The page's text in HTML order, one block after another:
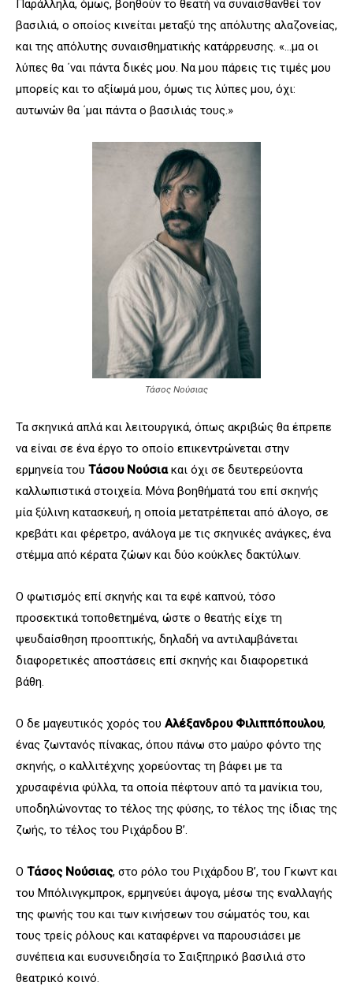
Παράλληλα, όμως, βοηθούν το θεατή να συναισθανθεί τον
βασιλιά, ο οποίος κινείται μεταξύ της απόλυτης αλαζονείας,
και της απόλυτης συναισθηματικής κατάρρευσης. «…μα οι
λύπες θα ΄ναι πάντα δικές μου. Να μου πάρεις τις τιμές μου
μπορείς και το αξίωμά μου, όμως τις λύπες μου, όχι:
αυτωνών θα ΄μαι πάντα ο βασιλιάς τους.»
Τάσος Νούσιας
Τα σκηνικά απλά και λειτουργικά, όπως ακριβώς θα έπρεπε
να είναι σε ένα έργο το οποίο επικεντρώνεται στην
ερμηνεία του Τάσου Νούσιακαι όχι σε δευτερεύοντα
καλλωπιστικά στοιχεία. Μόνα βοηθήματά του επί σκηνής
μία ξύλινη κατασκευή, η οποία μετατρέπεται από άλογο, σε
κρεβάτι και φέρετρο, ανάλογα με τις σκηνικές ανάγκες, ένα
στέμμα από κέρατα ζώων και δύο κούκλες δακτύλων.
Ο φωτισμός επί σκηνής και τα εφέ καπνού, τόσο
προσεκτικά τοποθετημένα, ώστε ο θεατής είχε τη
ψευδαίσθηση προοπτικής, δηλαδή να αντιλαμβάνεται
διαφορετικές αποστάσεις επί σκηνής και διαφορετικά
βάθη.
Ο δε μαγευτικός χορός του Αλέξανδρου Φιλιππόπουλου,
ένας ζωντανός πίνακας, όπου πάνω στο μαύρο φόντο της
σκηνής, ο καλλιτέχνης χορεύοντας τη βάφει με τα
χρυσαφένια φύλλα, τα οποία πέφτουν από τα μανίκια του,
υποδηλώνοντας το τέλος της φύσης, το τέλος της ίδιας της
ζωής, το τέλος του Ριχάρδου Β’.
Ο Τάσος Νούσιας, στο ρόλο του Ριχάρδου Β’, του Γκωντ και
του Μπόλινγκμπροκ, ερμηνεύει άψογα, μέσω της εναλλαγής
της φωνής του και των κινήσεων του σώματός του, και
τους τρείς ρόλους και καταφέρνει να παρουσιάσει με
συνέπεια και ευσυνειδησία το Σαιξπηρικό βασιλιά στο
θεατρικό κοινό.